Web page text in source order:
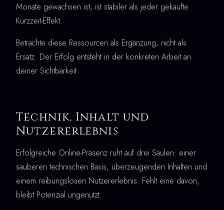
Monate gewachsen ist, ist stabiler als jeder gekaufte
Kurzzeit-Effekt.
Betrachte diese Ressourcen als Ergänzung, nicht als
Ersatz. Der Erfolg entsteht in der konkreten Arbeit an
deiner Sichtbarkeit.
Technik, Inhalt und
Nutzererlebnis
Erfolgreiche Online-Präsenz ruht auf drei Säulen: einer
sauberen technischen Basis, überzeugenden Inhalten und
einem reibungslosen Nutzererlebnis. Fehlt eine davon,
bleibt Potenzial ungenutzt.